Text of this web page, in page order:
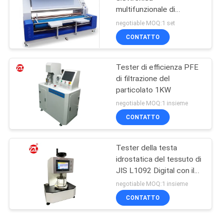
multifunzionale di
ispezione del tessuto del
bordo
negotiable MOQ:1 set
CONTATTO
Tester di efficienza PFE
di filtrazione del
particolato 1KW
negotiable MOQ:1 insieme
CONTATTO
Tester della testa
idrostatica del tessuto di
JIS L1092 Digital con il
touch screen LCD
negotiable MOQ:1 insieme
CONTATTO